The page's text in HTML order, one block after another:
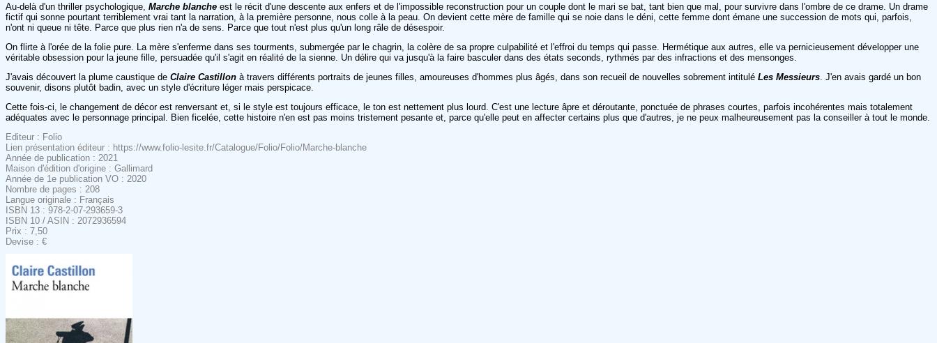
Au-delà d'un thriller psychologique, Marche blanche est le récit d'une descente aux enfers et de l'impossible reconstruction pour un couple dont le mari se bat, tant bien que mal, pour survivre dans l'ombre de ce drame. Un drame
fictif qui sonne pourtant terriblement vrai tant la narration, à la première personne, nous colle à la peau. On devient cette mère de famille qui se noie dans le déni, cette femme dont émane une succession de mots qui, parfois,
n'ont ni queue ni tête. Parce que plus rien n'a de sens. Parce que tout n'est plus qu'un long râle de désespoir.
On flirte à l'orée de la folie pure. La mère s'enferme dans ses tourments, submergée par le chagrin, la colère de sa propre culpabilité et l'effroi du temps qui passe. Hermétique aux autres, elle va pernicieusement développer une
véritable obsession pour la jeune fille, persuadée qu'il s'agit en réalité de la sienne. Un délire qui va jusqu'à la faire basculer dans des états seconds, rythmés par des infractions et des mensonges.
J'avais découvert la plume caustique de Claire Castillon à travers différents portraits de jeunes filles, amoureuses d'hommes plus âgés, dans son recueil de nouvelles sobrement intitulé Les Messieurs . J'en avais gardé un bon
souvenir, disons plutôt badin, avec un style d'écriture léger mais perspicace.
Cette fois-ci, le changement de décor est renversant et, si le style est toujours efficace, le ton est nettement plus lourd. C'est une lecture âpre et déroutante, ponctuée de phrases courtes, parfois incohérentes mais totalement
adéquates avec le personnage principal. Bien ficelée, cette histoire n'en est pas moins tristement pesante et, parce qu'elle peut en affecter certains plus que d'autres, je ne peux malheureusement pas la conseiller à tout le monde.
Editeur : Folio
Lien présentation éditeur : https://www.folio-lesite.fr/Catalogue/Folio/Folio/Marche-blanche
Année de publication : 2021
Maison d'édition d'origine : Gallimard
Année de 1e publication VO : 2020
Nombre de pages : 208
Langue originale : Français
ISBN 13 : 978-2-07-293659-3
ISBN 10 / ASIN : 2072936594
Prix : 7,50
Devise : €